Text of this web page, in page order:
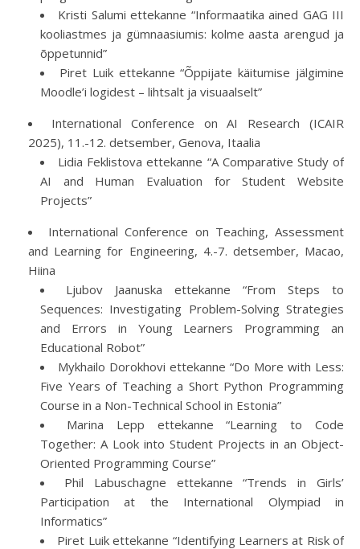
Kristi Salumi ettekanne “Informaatika ained GAG III
kooliastmes ja gümnaasiumis: kolme aasta arengud ja
õppetunnid”
Piret Luik ettekanne “Õppijate käitumise jälgimine
Moodle’i logidest – lihtsalt ja visuaalselt”
International Conference on AI Research (ICAIR
2025), 11.-12. detsember, Genova, Itaalia
Lidia Feklistova ettekanne “A Comparative Study of
AI and Human Evaluation for Student Website
Projects”
International Conference on Teaching, Assessment
and Learning for Engineering, 4.-7. detsember, Macao,
Hiina
Ljubov Jaanuska ettekanne “From Steps to
Sequences: Investigating Problem-Solving Strategies
and Errors in Young Learners Programming an
Educational Robot”
Mykhailo Dorokhovi ettekanne “Do More with Less:
Five Years of Teaching a Short Python Programming
Course in a Non-Technical School in Estonia”
Marina Lepp ettekanne “Learning to Code
Together: A Look into Student Projects in an Object-
Oriented Programming Course”
Phil Labuschagne ettekanne “Trends in Girls’
Participation at the International Olympiad in
Informatics”
Piret Luik ettekanne “Identifying Learners at Risk of